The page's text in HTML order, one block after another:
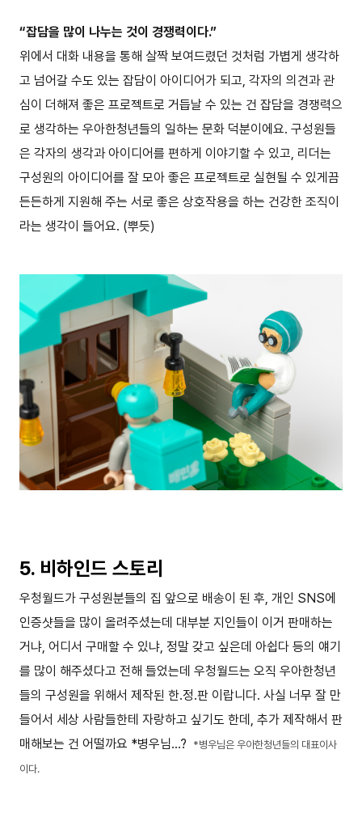
“잡담을 많이 나누는 것이 경쟁력이다.”
위에서 대화 내용을 통해 살짝 보여드렸던 것처럼 가볍게 생각하
고 넘어갈 수도 있는 잡담이 아이디어가 되고, 각자의 의견과 관
심이 더해져 좋은 프로젝트로 거듭날 수 있는 건 잡담을 경쟁력으
로 생각하는 우아한청년들의 일하는 문화 덕분이에요. 구성원들
은 각자의 생각과 아이디어를 편하게 이야기할 수 있고, 리더는
구성원의 아이디어를 잘 모아 좋은 프로젝트로 실현될 수 있게끔
든든하게 지원해 주는 서로 좋은 상호작용을 하는 건강한 조직이
라는 생각이 들어요. (뿌듯)
5. 비하인드 스토리
우청월드가 구성원분들의 집 앞으로 배송이 된 후, 개인 SNS에
인증샷들을 많이 올려주셨는데 대부분 지인들이 이거 판매하는
거냐, 어디서 구매할 수 있냐, 정말 갖고 싶은데 아쉽다 등의 얘기
를 많이 해주셨다고 전해 들었는데 우청월드는 오직 우아한청년
들의 구성원을 위해서 제작된 한.정.판 이랍니다. 사실 너무 잘 만
들어서 세상 사람들한테 자랑하고 싶기도 한데, 추가 제작해서 판
매해보는 건 어떨까요 *병우님…?
*병우님은 우아한청년들의 대표이사
이다.